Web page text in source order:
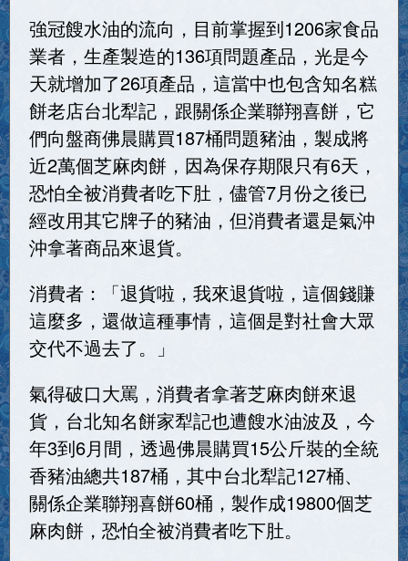
強冠餿水油的流向，目前掌握到1206家食品
業者，生產製造的136項問題產品，光是今
天就增加了26項產品，這當中也包含知名糕
餅老店台北犁記，跟關係企業聯翔喜餅，它
們向盤商佛晨購買187桶問題豬油，製成將
近2萬個芝麻肉餅，因為保存期限只有6天，
恐怕全被消費者吃下肚，儘管7月份之後已
經改用其它牌子的豬油，但消費者還是氣沖
沖拿著商品來退貨。
消費者：「退貨啦，我來退貨啦，這個錢賺
這麼多，還做這種事情，這個是對社會大眾
交代不過去了。」
氣得破口大罵，消費者拿著芝麻肉餅來退
貨，台北知名餅家犁記也遭餿水油波及，今
年3到6月間，透過佛晨購買15公斤裝的全統
香豬油總共187桶，其中台北犁記127桶、
關係企業聯翔喜餅60桶，製作成19800個芝
麻肉餅，恐怕全被消費者吃下肚。